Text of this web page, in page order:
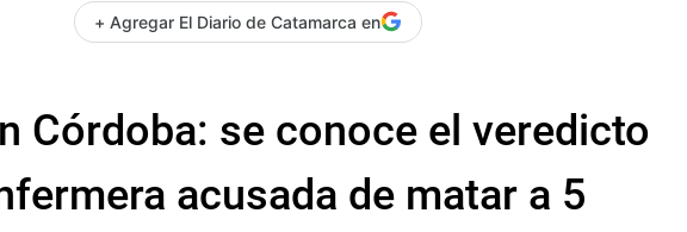
+ Agregar El Diario de Catamarca en
Córdoba: se conoce el veredicto
acusada de matar a 5